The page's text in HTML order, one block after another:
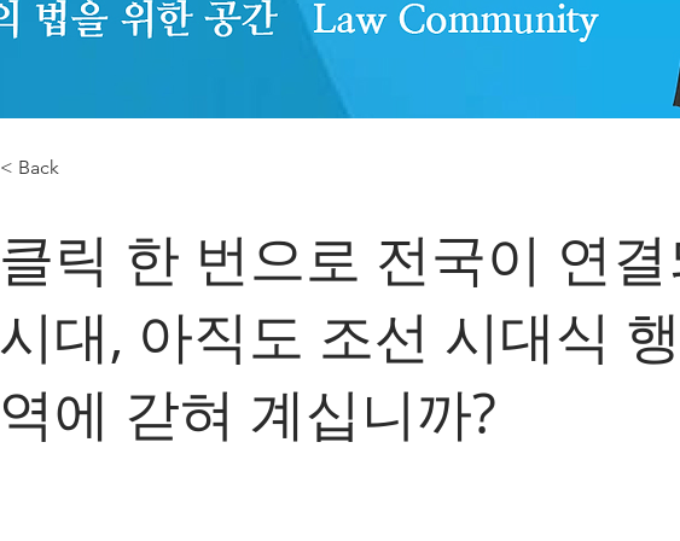
< Back
클릭 한 번으로 전국이 연
시대, 아직도 조선 시대식
역에 갇혀 계십니까?